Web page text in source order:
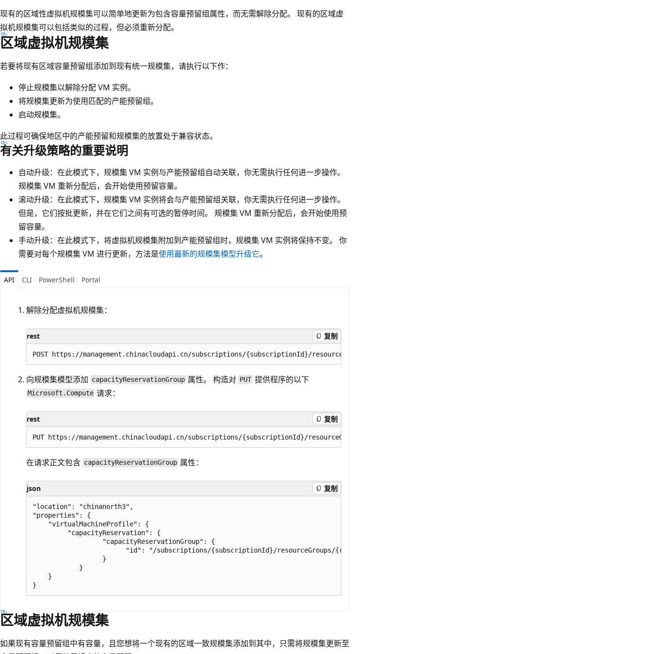
现有的区域性虚拟机规模集可以简单地更新为包含容量预留组属性，而无需解除分配。 现有的区域虚
拟机规模集可以包括类似的过程，但必须重新分配。
区域虚拟机规模集
若要将现有区域容量预留组添加到现有统一规模集，请执行以下作：
停止规模集以解除分配 VM 实例。
将规模集更新为使用匹配的产能预留组。
启动规模集。
此过程可确保地区中的产能预留和规模集的放置处于兼容状态。
有关升级策略的重要说明
自动升级：在此模式下，规模集 VM 实例与产能预留组自动关联，你无需执行任何进一步操作。
规模集 VM 重新分配后，会开始使用预留容量。
滚动升级：在此模式下，规模集 VM 实例将会与产能预留组关联，你无需执行任何进一步操作。
但是，它们按批更新，并在它们之间有可选的暂停时间。 规模集 VM 重新分配后，会开始使用预
留容量。
手动升级：在此模式下，将虚拟机规模集附加到产能预留组时，规模集 VM 实例将保持不变。 你
需要对每个规模集 VM 进行更新，方法是使用最新的规模集模型升级它。
API CLI PowerShell Portal
解除分配虚拟机规模集：
rest 复制
向规模集模型添加 capacityReservationGroup 属性。 构造对 PUT提供程序的以下
Microsoft.Compute 请求：
rest 复制
在请求正文包含 capacityReservationGroup 属性：
json 复制
"location": "chinanorth3",
"properties": {
    "virtualMachineProfile": {
         "capacityReservation": {
                  "capacityReservationGroup": {
"id": "/subscriptions/{subscriptionId}/resourceGroups/{resourceGroupName}/providers/Microsoft.Compute/capacityReservationGroups/
                  }
            }
    }
区域虚拟机规模集
如果现有容量预留组中有容量，且您想将一个现有的区域一致规模集添加到其中，只需将规模集更新至